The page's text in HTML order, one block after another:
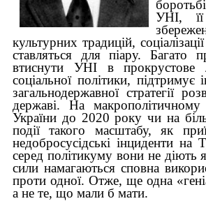
УНІ, її
культурних традицій,
ставляться для піару. Багато
втиснути УНІ в прокрустове
соціальної політики, підтримує
загальнодержавної стратегії
державі. На макрополітичному
України до 2020 року чи на
події такого масштабу, як
недобросусідські інциденти
серед політикуму вони не діють
сили намагаються сповна
проти одної. Отже, ще одна
а не те, що мали б мати.